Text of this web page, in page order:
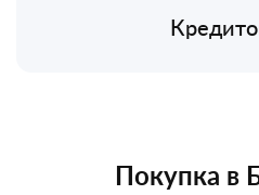
Покупка в